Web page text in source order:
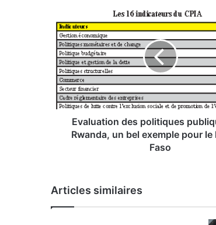
l
i
Evaluation des politiques
Rwanda, un bel exemple pour le
Faso
Articles similaires